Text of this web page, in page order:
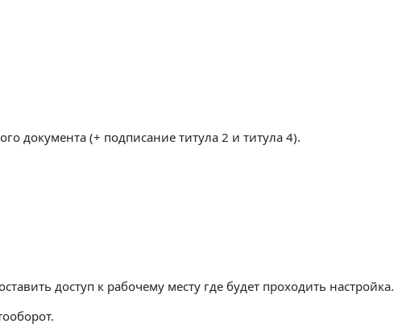
документа (+ подписание титула 2 и титула 4).
доступ к рабочему месту где будет проходить настройка.